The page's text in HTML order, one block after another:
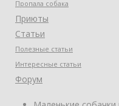
Пропала собака
Приюты
Статьи
Полезные статьи
Интересные статьи
Форум